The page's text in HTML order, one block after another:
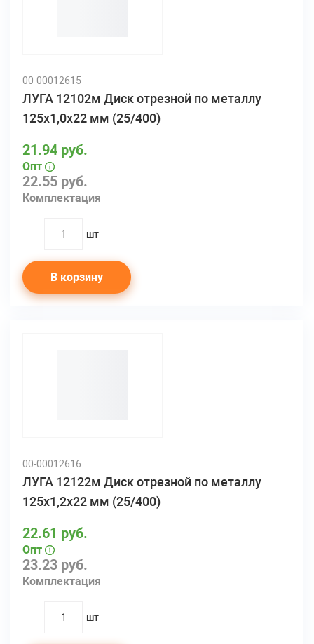
00-00012615
ЛУГА 12102м Диск отрезной по металлу
125х1,0х22 мм (25/400)
22.55 руб.
Комплектация
21.94 руб.
Опт
quantity
шт
В корзину
00-00012616
ЛУГА 12122м Диск отрезной по металлу
125х1,2х22 мм (25/400)
23.23 руб.
Комплектация
22.61 руб.
Опт
quantity
шт